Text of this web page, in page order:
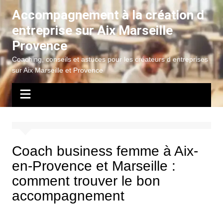
au
contenu
Accompagnement à la création d
entreprise sur Aix Marseille
Provence
Coaching, conseils et astuces pour les créateurs d entreprises
sur Aix Marseille et Provence
Coach business femme à Aix-
en-Provence et Marseille :
comment trouver le bon
accompagnement